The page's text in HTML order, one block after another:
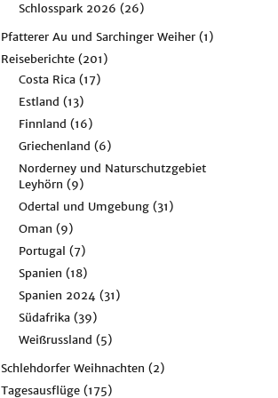
Schlosspark 2026 (26)
Pfatterer Au und Sarchinger Weiher (1)
Reiseberichte (201)
Costa Rica (17)
Estland (13)
Finnland (16)
Griechenland (6)
Norderney und Naturschutzgebiet
Leyhörn (9)
Odertal und Umgebung (31)
Oman (9)
Portugal (7)
Spanien (18)
Spanien 2024 (31)
Südafrika (39)
Weißrussland (5)
Schlehdorfer Weihnachten (2)
Tagesausflüge (175)